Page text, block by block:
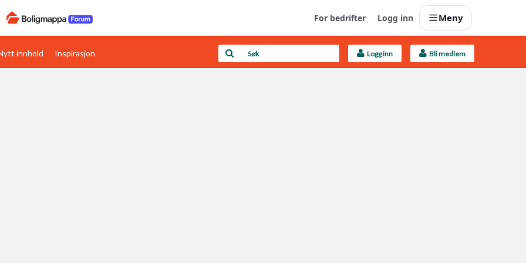
For bedrifter Logg inn Meny
Boligens papirer Last opp selv
innhold Inspirasjon Logg inn Bli medlem